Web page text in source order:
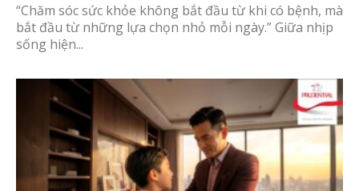
“Chăm sóc sức khỏe không bắt đầu từ khi có bệnh, mà
bắt đầu từ những lựa chọn nhỏ mỗi ngày.” Giữa nhịp
sống hiện...